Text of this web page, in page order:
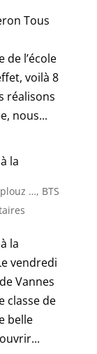
Tous
de l’école
voilà 8
réalisons
nous...
la
…, BTS
la
vendredi
Vannes
classe de
belle